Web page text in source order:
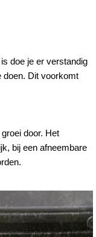
doe je er verstandig
doen. Dit voorkomt
door. Het
bij een afneembare